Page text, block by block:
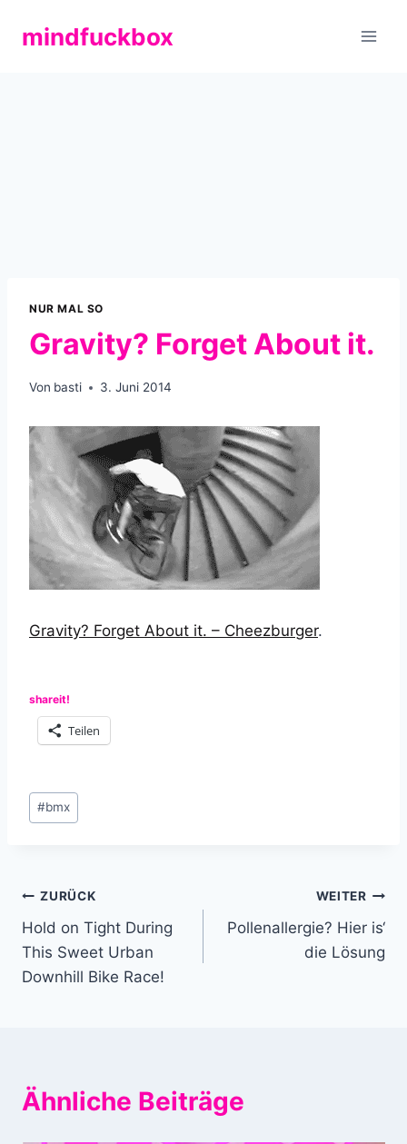
Inhaltmindfuckbox
NUR MAL SO
Gravity? Forget About it.
Von basti 3. Juni 2014
Gravity? Forget About it. – Cheezburger.
shareit!
Teilen
Schlagworte:
#bmx
Beitragsnavigation
ZURÜCK
Hold on Tight During
This Sweet Urban
Downhill Bike Race!
WEITER
Pollenallergie? Hier is‘
die Lösung
Ähnliche Beiträge